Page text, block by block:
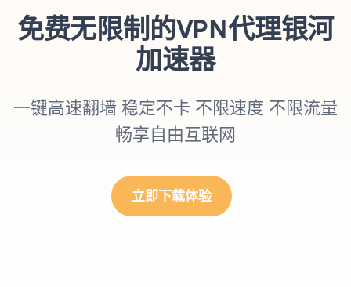
免费无限制的VPN代理银河
加速器
一键高速翻墙 稳定不卡 不限速度 不限流量
畅享自由互联网
立即下载体验